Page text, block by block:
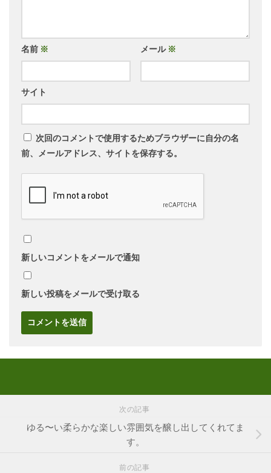
名前 ※ メール ※
サイト
次回のコメントで使用するためブラウザーに自分の名
前、メールアドレス、サイトを保存する。
新しいコメントをメールで通知
新しい投稿をメールで受け取る
次の記事
ゆる〜い柔らかな楽しい雰囲気を醸し出してくれてま
す。
前の記事